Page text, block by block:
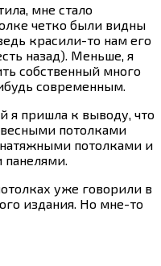
мне стало
четко были видны
красили-то нам его
назад). Меньше, я
собственный много
современным.
я пришла к выводу, что
потолками
потолками и
уже говорили в
издания. Но мне-то